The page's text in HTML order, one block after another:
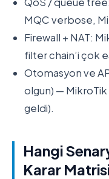
MQC verbose,
Firewall + NAT:
filter chain’i çok
Otomasyon ve
olgun) — MikroTik
geldi).
Hangi
Karar